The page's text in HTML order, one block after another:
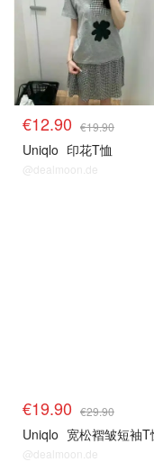
€12.90 €19.90
Uniqlo 印花T恤
@dealmoon.de
€19.90 €29.90
Uniqlo 宽松褶皱短袖T
@dealmoon.de